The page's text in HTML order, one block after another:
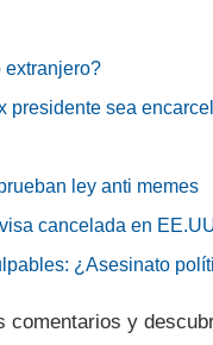
extranjero?
presidente sea
ley anti memes
cancelada en
¿Asesinato
y